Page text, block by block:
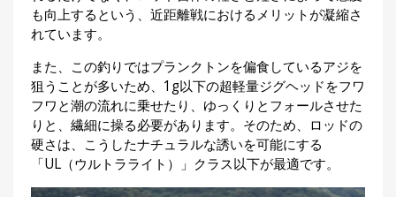
も向上するという、近距離戦におけるメリットが凝縮さ
れています。
また、この釣りではプランクトンを偏食しているアジを
狙うことが多いため、1g以下の超軽量ジグヘッドをフワ
フワと潮の流れに乗せたり、ゆっくりとフォールさせた
りと、繊細に操る必要があります。そのため、ロッドの
硬さは、こうしたナチュラルな誘いを可能にする
「UL（ウルトラライト）」クラス以下が最適です。